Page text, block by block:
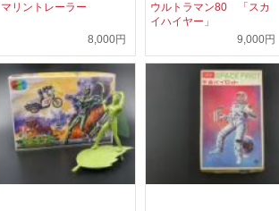
マリントレーラー
8,000円
ウルトラマン80 「スカ
イハイヤー」
9,000円